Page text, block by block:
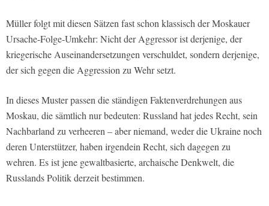
Müller folgt mit diesen Sätzen fast schon klassisch der Moskauer
Ursache-Folge-Umkehr: Nicht der Aggressor ist derjenige, der
kriegerische Auseinandersetzungen verschuldet, sondern derjenige,
der sich gegen die Aggression zu Wehr setzt.
In dieses Muster passen die ständigen Faktenverdrehungen aus
Moskau, die sämtlich nur bedeuten: Russland hat jedes Recht, sein
Nachbarland zu verheeren – aber niemand, weder die Ukraine noch
deren Unterstützer, haben irgendein Recht, sich dagegen zu
wehren. Es ist jene gewaltbasierte, archaische Denkwelt, die
Russlands Politik derzeit bestimmen.